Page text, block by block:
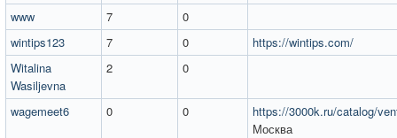
www
7
0
wintips123
7 0
https://wintips.com/
Witalina
Wasiljevna
2 0
wagemeet6 0 0
https://3000k.ru/catalog/
Москва